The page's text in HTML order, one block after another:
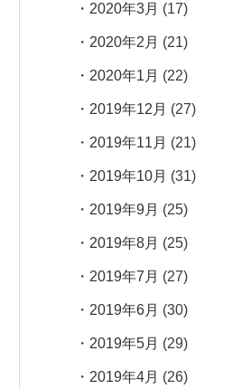
2020年3月 (17)
2020年2月 (21)
2020年1月 (22)
2019年12月 (27)
2019年11月 (21)
2019年10月 (31)
2019年9月 (25)
2019年8月 (25)
2019年7月 (27)
2019年6月 (30)
2019年5月 (29)
2019年4月 (26)